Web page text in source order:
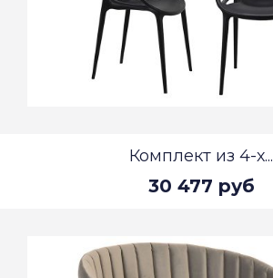
Комплект из 4-х...
30 477 руб